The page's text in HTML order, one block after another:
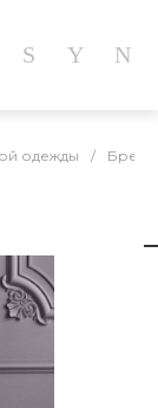
одежды /